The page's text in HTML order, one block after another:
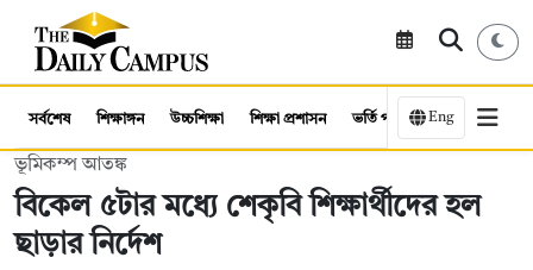
সর্বশেষ শিক্ষাঙ্গন উচ্চশিক্ষা শিক্ষা প্রশাসন ভর্তি পরীক্ষা কর্মসংস্থান
Eng
ভূমিকম্প আতঙ্ক
বিকেল ৫টার মধ্যে শেকৃবি শিক্ষার্থীদের হল
ছাড়ার নির্দেশ